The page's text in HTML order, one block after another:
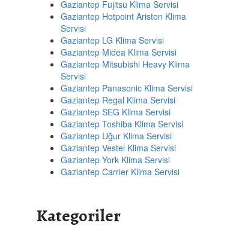
Gaziantep Fujitsu Klima Servisi
Gaziantep Hotpoint Ariston Klima
Servisi
Gaziantep LG Klima Servisi
Gaziantep Midea Klima Servisi
Gaziantep Mitsubishi Heavy Klima
Servisi
Gaziantep Panasonic Klima Servisi
Gaziantep Regal Klima Servisi
Gaziantep SEG Klima Servisi
Gaziantep Toshiba Klima Servisi
Gaziantep Uğur Klima Servisi
Gaziantep Vestel Klima Servisi
Gaziantep York Klima Servisi
Gaziantep Carrier Klima Servisi
Kategoriler